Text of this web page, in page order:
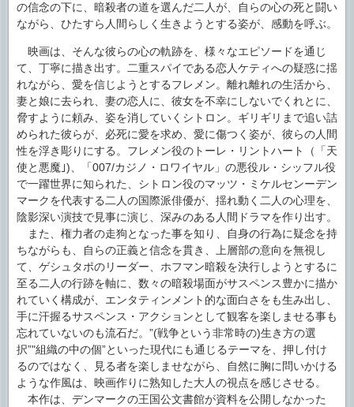
の信念の下に、暗殺者の道を選んだ二人が、自らの心の死と闘い
ながら、ひたすら人間らしく生きようとする姿が、感動を呼ぶ。
映画は、そんな彼らの心の軌跡を、様々なエピソードを通じ
て、丁寧に描き出す。二重スパイである恋人ケティへの疑惑に揺
れながら、愛を信じようとするフレメン。離れ離れの生活から、
妻と娘に去られ、妻の恋人に、彼女を不幸にしないでくれとに、
脅すように頼み、姿を消していくシトロン。ギリギリまで追い詰
められた彼らが、必死に愛を求め、愛に傷つく姿が、彼らの人間
性を浮き彫りにする。フレメン役のトーレ・リントハート（「天
使と悪魔｣)、「007/カジノ・ロワイヤル」の悪役ル・シッフル役
で一躍世界に知られた、シトロン役のマッツ・ミケルセンーデン
マークを代表する二人の国際派俳優が、揺れ動く二人の心理を、
陰影深い演技で見事に演じ、深みのある人間ドラマを作り出す。
また、権力者の走狗となった事を知り、自身の行為に疑念を持
ちながらも、自らの正義と信念を貫き、上層部の意向を無視し
て、ゲシュタポのリーダー、ホフマン暗殺を決行しようとするに
至る二人の行跡を軸に、数々の暗殺場面がサスペンス豊かに描か
れていく構成が、エンタティンメント的な面白さをも生み出し、
手に汗握るサスペンス・アクションとして観客を楽しませる事も
忘れていないのも流石だ。”(戦争という非常時の)生き方の選
択”"組織の中の個”といった現代にも通じるテーマを、押し付け
るのではなく、見る者を楽しませながら、自然に胸に問いかける
ような作風は、映画作りに熟知した大人の視点を感じさせる。
本作は、デンマークの王国公文書館が資料を公開しなかった